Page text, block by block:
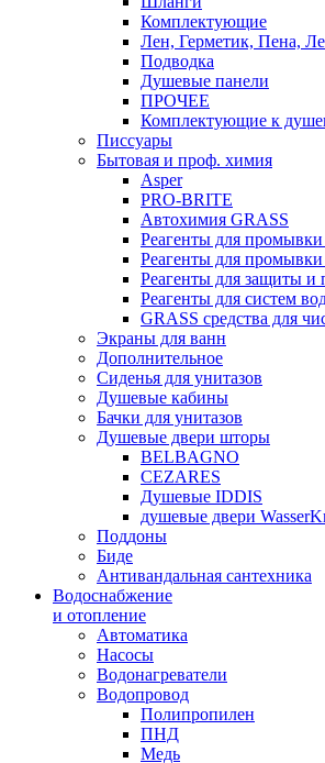
Комплектующие
Лен, Герметик, Пена,
Подводка
Душевые панели
ПРОЧЕЕ
Комплектующие к
Писсуары
Бытовая и проф. химия
Asper
PRO-BRITE
Автохимия GRASS
Реагенты для
Реагенты для
Реагенты для защиты и
Реагенты для систем
GRASS средства для
Экраны для ванн
Дополнительное
Сиденья для унитазов
Душевые кабины
Бачки для унитазов
Душевые двери шторы
BELBAGNO
CEZARES
Душевые IDDIS
душевые двери
Поддоны
Биде
Антивандальная сантехника
Водоснабжение
и отопление
Автоматика
Насосы
Водонагреватели
Водопровод
Полипропилен
ПНД
Медь